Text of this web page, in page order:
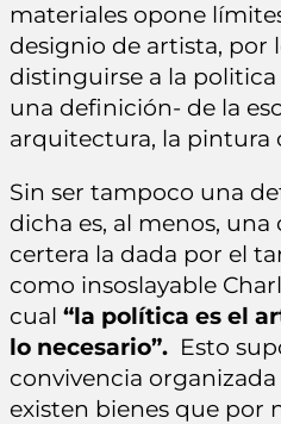
materiales opone
designio de artista, por
distinguirse a la
una definición- de la
arquitectura, la pintura
Sin ser tampoco una
dicha es, al menos,
certera la dada por el
como insoslayable
cual “la política es el
lo necesario”. Esto
convivencia
existen bienes que por